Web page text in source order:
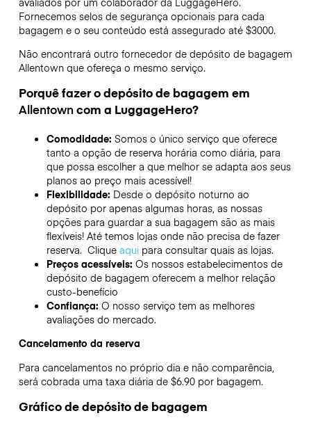
Fornecemos selos de segurança opcionais para cada
bagagem e o seu conteúdo está assegurado até $3000.
Não encontrará outro fornecedor de depósito de bagagem
Allentownque ofereça o mesmo serviço.
Porquê fazer o depósito de bagagem em
Allentowncom a LuggageHero?
Comodidade: Somos o único serviço que oferece
tanto a opção de reserva horária como diária, para
que possa escolher a que melhor se adapta aos seus
planos ao preço mais acessível!
Flexibilidade: Desde o depósito noturno ao
depósito por apenas algumas horas, as nossas
opções para guardar a sua bagagem são as mais
flexíveis! Até temos lojas onde não precisa de fazer
reserva. Clique aquipara consultar quais as lojas.
Preços acessíveis: Os nossos estabelecimentos de
depósito de bagagem oferecem a melhor relação
custo-benefício
Confiança: O nosso serviço tem as melhores
avaliações do mercado.
Cancelamento da reserva
Para cancelamentos no próprio dia e não comparência,
será cobrada uma taxa diária de $6.90 por bagagem.
Gráfico de depósito de bagagem